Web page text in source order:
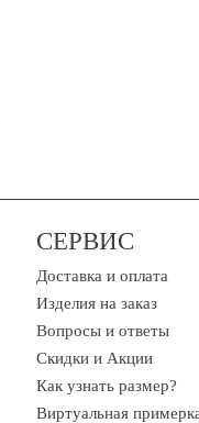
СЕРВИС
Доставка и оплата
Изделия на заказ
Вопросы и ответы
Скидки и Акции
Как узнать размер?
Виртуальная